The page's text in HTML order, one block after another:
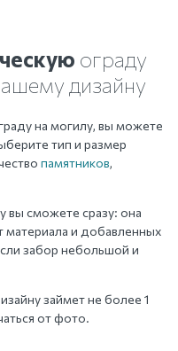
ограду
дизайну
на могилу, вы можете
тип и размер
памятников,
вы сможете сразу: она
материала и добавленных
забор небольшой и
займет не более 1
от фото.